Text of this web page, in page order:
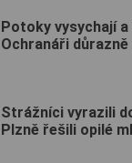
Potoky vysychají
Ochranáři
Strážníci vyrazili
Plzně řešili opilé